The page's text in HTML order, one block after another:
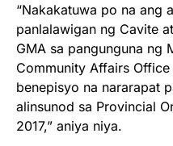
“Nakakatuwa po na ang
panlalawigan ng Cavite
GMA sa pangunguna ng
Community Affairs
benepisyo na nararapat
alinsunod sa Provincial
2017,” aniya niya.